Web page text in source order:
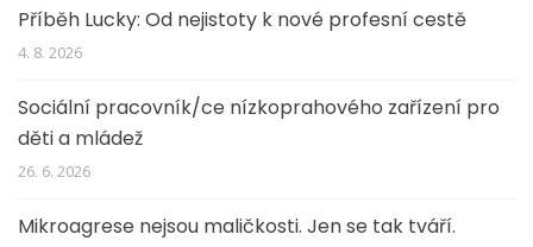
Příběh Lucky: Od nejistoty k nové profesní cestě
4. 8. 2026
Sociální pracovník/ce nízkoprahového zařízení pro
děti a mládež
26. 6. 2026
Mikroagrese nejsou maličkosti. Jen se tak tváří.